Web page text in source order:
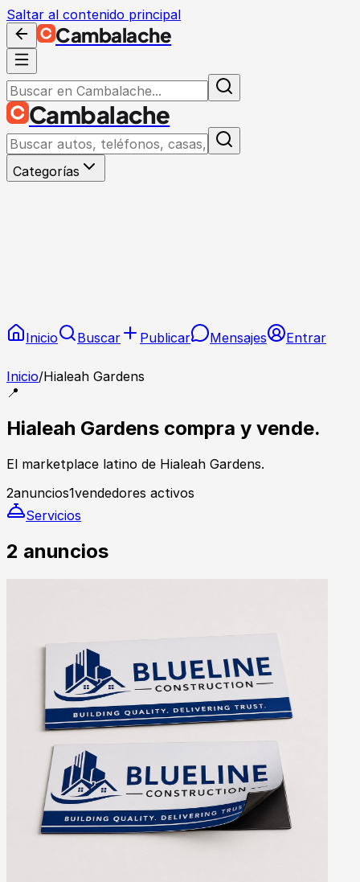
Saltar al contenido principal
Cambalache
Cambalache
Categorías
Inicio Buscar Publicar Mensajes Entrar
Inicio/Hialeah Gardens
📍
Hialeah Gardens compra y vende.
El marketplace latino de Hialeah Gardens.
2anuncios1vendedores activos
Servicios
2 anuncios